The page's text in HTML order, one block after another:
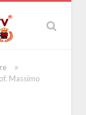
»
Massimo